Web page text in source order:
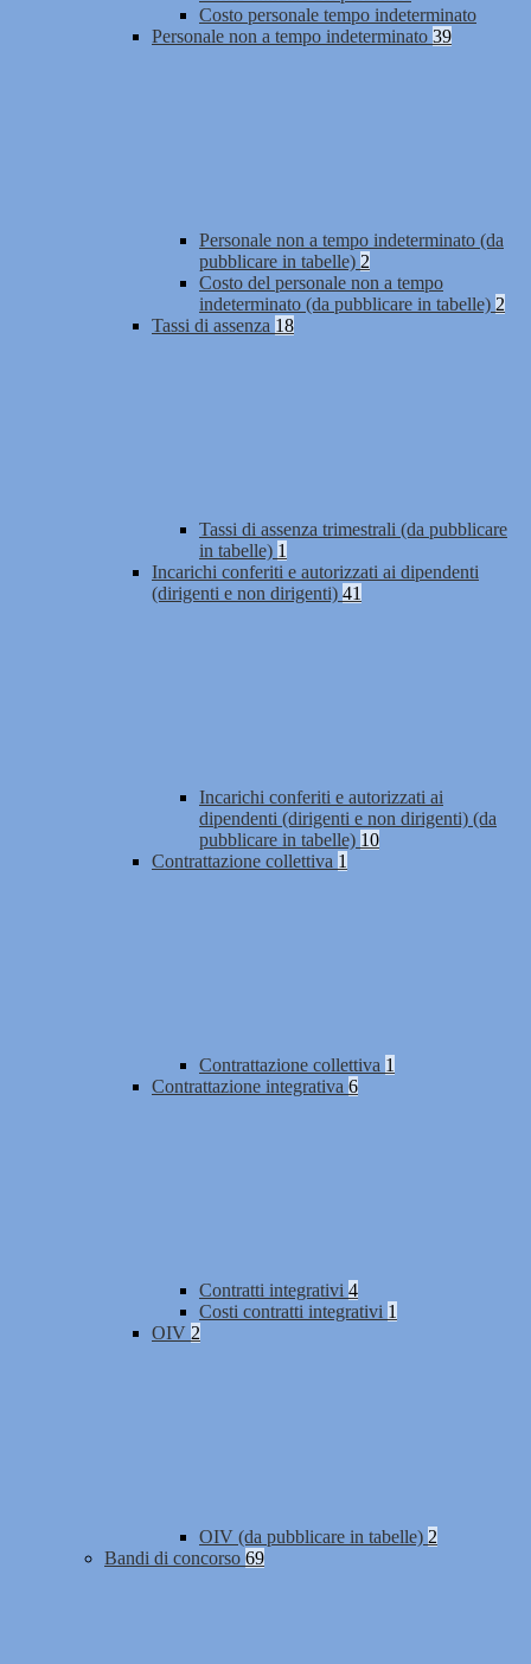
Costo personale tempo indeterminato
Personale non a tempo indeterminato 39
Personale non a tempo indeterminato (da
pubblicare in tabelle) 2
Costo del personale non a tempo
indeterminato (da pubblicare in tabelle) 2
Tassi di assenza 18
Tassi di assenza trimestrali (da pubblicare
in tabelle) 1
Incarichi conferiti e autorizzati ai dipendenti
(dirigenti e non dirigenti) 41
Incarichi conferiti e autorizzati ai
dipendenti (dirigenti e non dirigenti) (da
pubblicare in tabelle) 10
Contrattazione collettiva 1
Contrattazione collettiva 1
Contrattazione integrativa 6
Contratti integrativi 4
Costi contratti integrativi 1
OIV 2
OIV (da pubblicare in tabelle) 2
Bandi di concorso 69